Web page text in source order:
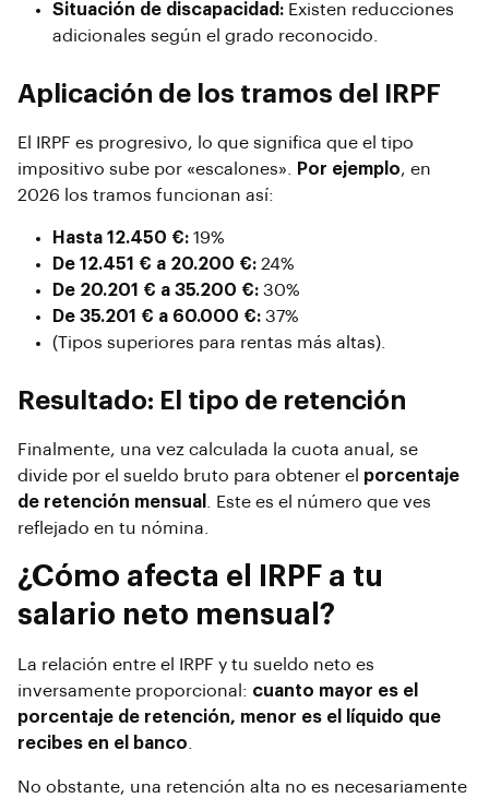
Situación de discapacidad: Existen reducciones
adicionales según el grado reconocido.
Aplicación de los tramos del IRPF
El IRPF es progresivo, lo que significa que el tipo
impositivo sube por «escalones».
Por ejemplo, en
2026 los tramos funcionan así:
Hasta 12.450 €: 19%
De 12.451 € a 20.200 €: 24%
De 20.201 € a 35.200 €: 30%
De 35.201 € a 60.000 €: 37%
(Tipos superiores para rentas más altas)
Resultado: El tipo de retención
Finalmente, una vez calculada la cuota anual, se
divide por el sueldo bruto para obtener el porcentaje
de retención mensual
. Este es el número que ves
reflejado en tu nómina.
¿Cómo afecta el IRPF a tu
salario neto mensual?
La relación entre el IRPF y tu sueldo neto es
inversamente proporcional: cuanto mayor es el
porcentaje de retención, menor es el líquido que
recibes en el banco
No obstante, una retención alta no es necesariamente